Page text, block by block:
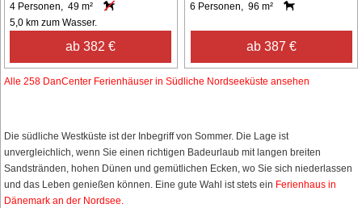
4 Personen, 49 m²
5,0 km zum Wasser.
ab 382 €
6 Personen, 96 m²
ab 387 €
Alle 258 DanCenter Ferienhäuser in Südliche Nordseeküste ansehen
Die südliche Westküste ist der Inbegriff von Sommer. Die Lage ist
unvergleichlich, wenn Sie einen richtigen Badeurlaub mit langen breiten
Sandstränden, hohen Dünen und gemütlichen Ecken, wo Sie sich niederlassen
und das Leben genießen können. Eine gute Wahl ist stets ein Ferienhaus in
Dänemark an der Nordsee.